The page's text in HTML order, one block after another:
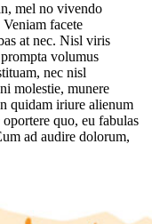
mel no vivendo
facete
at nec. Nisl viris
volumus
nec nisl
molestie, munere
quidam iriure alienum
quo, eu fabulas
ad audire dolorum,